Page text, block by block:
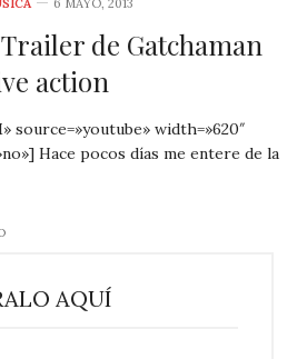
6 MAYO, 2013
de Gatchaman
action
source=»youtube» width=»620″
Hace pocos días me entere de la
AQUÍ